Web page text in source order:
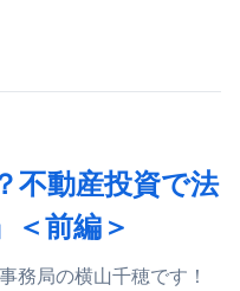
不動産投資で法
＜前編＞
務局の横山千穂です！